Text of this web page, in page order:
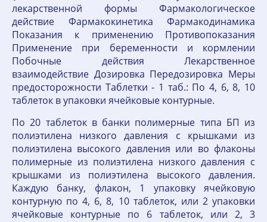
лекарственной формы Фармакологическое
действие Фармакокинетика Фармакодинамика
Показания к применению Противопоказания
Применение при беременности и кормлении
Побочные действия Лекарственное
взаимодействие Дозировка Передозировка Меры
предосторожности Таблетки - 1 таб.: По 4, 6, 8, 10
таблеток в упаковки ячейковые контурные.
По 20 таблеток в банки полимерные типа БП из
полиэтилена низкого давления с крышками из
полиэтилена высокого давления или во флаконы
полимерные из полиэтилена низкого давления с
крышками из полиэтилена высокого давления.
Каждую банку, флакон, 1 упаковку ячейковую
контурную по 4, 6, 8, 10 таблеток, или 2 упаковки
ячейковые контурные по 6 таблеток, или 2, 3